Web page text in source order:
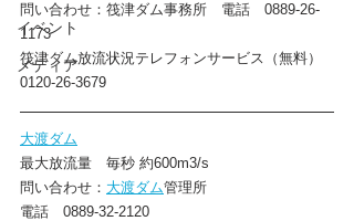
イベント
メディア
問い合わせ：筏津ダム事務所　電話　0889-26-
1173
筏津ダム放流状況テレフォンサービス（無料）
0120-26-3679
大渡ダム
最大放流量　毎秒 約600m3/s
問い合わせ： 大渡ダム管理所
電話　0889-32-2120